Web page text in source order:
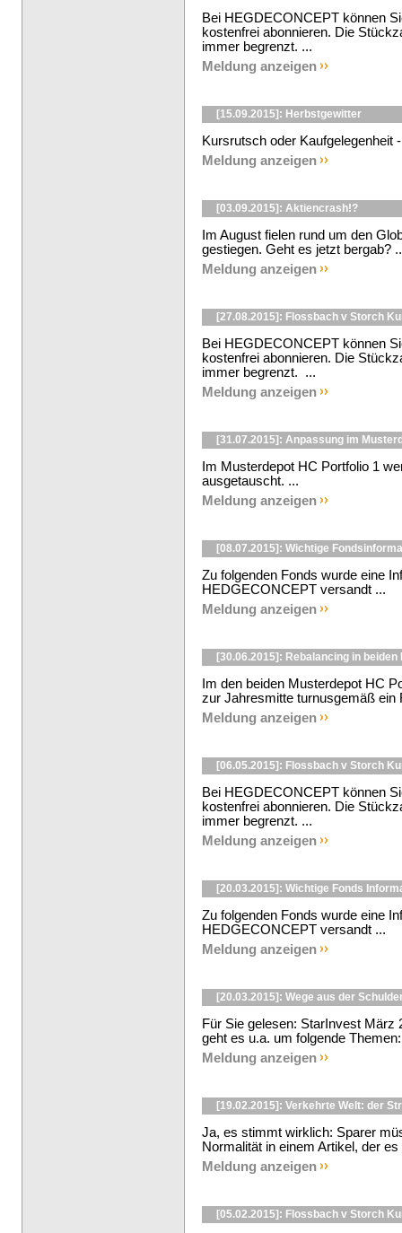
Bei HEGDECONCEPT können
kostenfrei abonnieren. Die
immer begrenzt. ...
Meldung anzeigen
[15.09.2015]: Herbstgewitter
Kursrutsch oder Kaufgelegenheit
Meldung anzeigen
[03.09.2015]: Aktiencrash!?
Im August fielen rund um den
gestiegen. Geht es jetzt bergab?
Meldung anzeigen
[27.08.2015]: Flossbach v Storch
Bei HEGDECONCEPT können
kostenfrei abonnieren. Die
immer begrenzt. ...
Meldung anzeigen
[31.07.2015]: Anpassung im
Im Musterdepot HC Portfolio 1
ausgetauscht. ...
Meldung anzeigen
[08.07.2015]: Wichtige
Zu folgenden Fonds wurde eine
HEDGECONCEPT versandt ...
Meldung anzeigen
[30.06.2015]: Rebalancing in
Im den beiden Musterdepot HC
zur Jahresmitte turnusgemäß ein
Meldung anzeigen
[06.05.2015]: Flossbach v Storch
Bei HEGDECONCEPT können
kostenfrei abonnieren. Die
immer begrenzt. ...
Meldung anzeigen
[20.03.2015]: Wichtige Fonds
Zu folgenden Fonds wurde eine
HEDGECONCEPT versandt ...
Meldung anzeigen
[20.03.2015]: Wege aus der
Für Sie gelesen: StarInvest März
geht es u.a. um folgende
Meldung anzeigen
[19.02.2015]: Verkehrte Welt: der
Ja, es stimmt wirklich: Sparer
Normalität in einem Artikel, der
Meldung anzeigen
[05.02.2015]: Flossbach v Storch